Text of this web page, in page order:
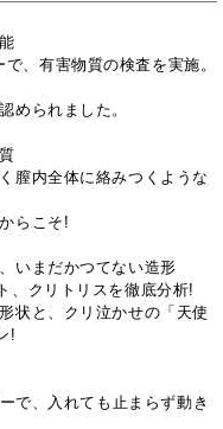
、有害物質の検査を実施。
められました。
膣内全体に絡みつくような
らこそ!
いまだかつてない造形
、クリトリスを徹底分析!
状と、クリ泣かせの「天使
!
で、入れても止まらず動き